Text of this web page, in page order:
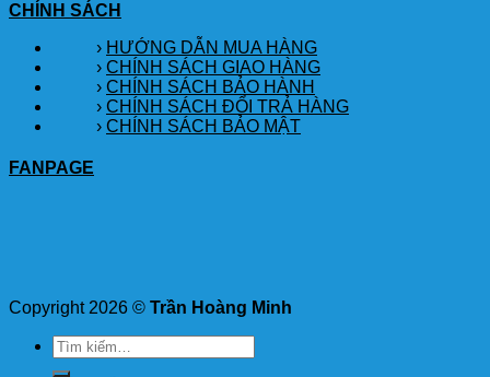
CHÍNH SÁCH
› HƯỚNG DẪN MUA HÀNG
› CHÍNH SÁCH GIAO HÀNG
› CHÍNH SÁCH BẢO HÀNH
› CHÍNH SÁCH ĐỔI TRẢ HÀNG
› CHÍNH SÁCH BẢO MẬT
FANPAGE
Copyright 2026 © Trần Hoàng Minh
Tìm
kiếm: